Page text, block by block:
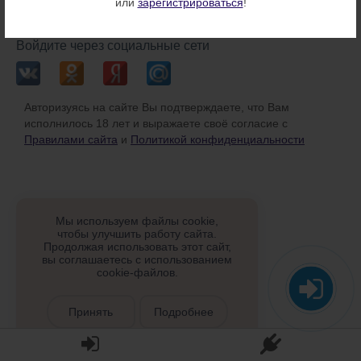
Войдите через социальные сети
Авторизуясь на сайте Вы подтверждаете, что Вам
исполнилось 18 лет и выражаете своё согласие с
Правилами сайта и Политикой конфиденциальности
Мы используем файлы cookie,
чтобы улучшить работу сайта.
Продолжая использовать этот сайт,
вы соглашаетесь с использованием
cookie-файлов.
Принять Подробнее